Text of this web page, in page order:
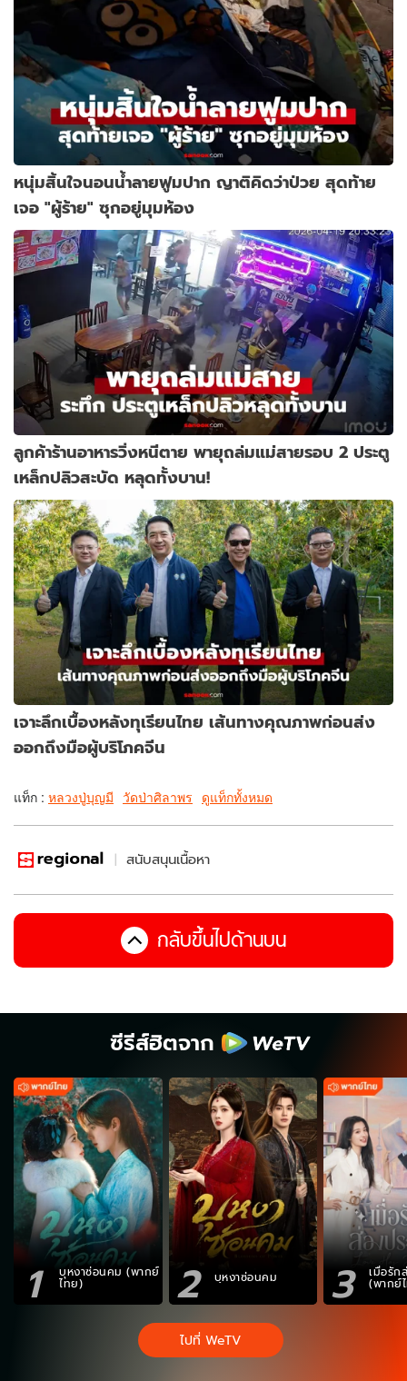
หนุ่มสิ้นใจนอนน้ำลายฟูมปาก ญาติคิดว่าป่วย สุดท้าย
เจอ "ผู้ร้าย" ซุกอยู่มุมห้อง
ลูกค้าร้านอาหารวิ่งหนีตาย พายุถล่มแม่สายรอบ 2 ประตู
เหล็กปลิวสะบัด หลุดทั้งบาน!
เจาะลึกเบื้องหลังทุเรียนไทย เส้นทางคุณภาพก่อนส่ง
ออกถึงมือผู้บริโภคจีน
แท็ก : หลวงปู่บุญมี วัดป่าศิลาพร ดูแท็กทั้งหมด
สนับสนุนเนื้อหา
กลับขึ้นไปด้านบน
ซีรีส์ฮิตจาก
1 บุหงาซ่อนคม (พากย์
ไทย) 2 บุหงาซ่อนคม 3 เมื่อรัก
(พากย์
ไปที่ WeTV